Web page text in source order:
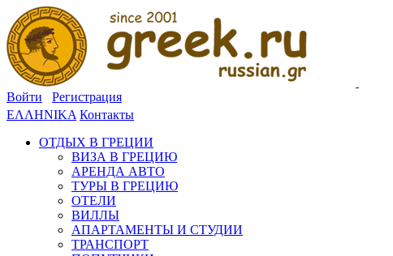
Войти
Регистрация
ΕΛΛΗΝΙΚΑ Контакты
ОТДЫХ В ГРЕЦИИ
ВИЗА В ГРЕЦИЮ
АРЕНДА АВТО
ТУРЫ В ГРЕЦИЮ
ОТЕЛИ
ВИЛЛЫ
АПАРТАМЕНТЫ И СТУДИИ
ТРАНСПОРТ